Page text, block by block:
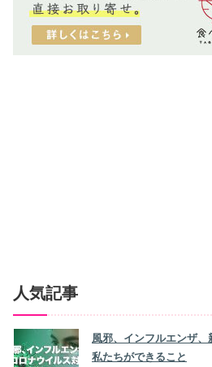
人気記事
風邪、インフルエンザ、
私たちができること